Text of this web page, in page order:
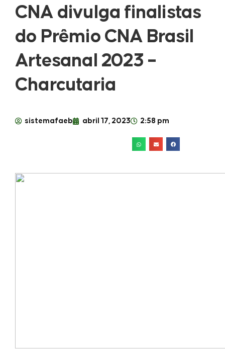
CNA divulga finalistas
do Prêmio CNA Brasil
Artesanal 2023 –
Charcutaria
sistemafaeb abril 17, 2023 2:58 pm